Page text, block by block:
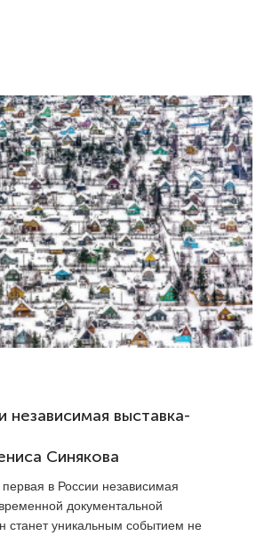
независимая выставка-
Синякова
в России независимая
документальной
станет уникальным событием не